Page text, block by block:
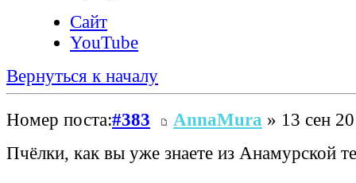
Сайт
YouTube
Вернуться к началу
Номер поста:#383 AnnaMura » 13 сен
Пчёлки, как вы уже знаете из Анамурской